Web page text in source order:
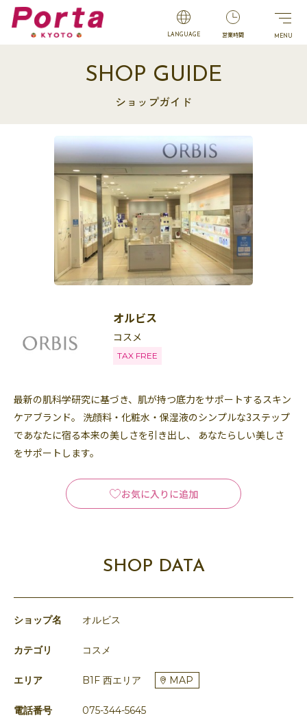
LANGUAGE 営業時間
SHOP GUIDE
ショップガイド
オルビス
コスメ
TAX FREE
最新の肌科学研究に基づき、肌が持つ底力をサポートするスキン
ケアブランド。 洗顔料・化粧水・保湿液のシンプルな3ステップ
であなたに宿る本来の美しさを引き出し、 あなたらしい美しさ
をサポートします。
お気に入りに追加
SHOP DATA
ショップ名 オルビス
カテゴリ コスメ
エリア B1F 西エリア MAP
電話番号 075-344-5645